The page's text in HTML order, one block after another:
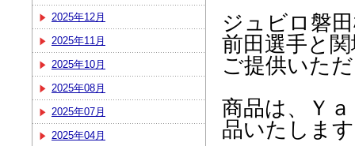
2025年12月
2025年11月
2025年10月
2025年08月
2025年07月
2025年04月
ジュビロ磐
前田選手と
ご提供いた
商品は、Ｙ
品いたしま